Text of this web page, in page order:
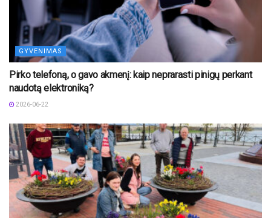
GYVENIMAS
Pirko telefoną, o gavo akmenį: kaip neprarasti pinigų perkant
naudotą elektroniką?
2026-06-22